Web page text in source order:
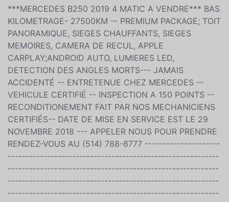
***MERCEDES B250 2019 4 MATIC A VENDRE*** BAS
KILOMETRAGE- 27500KM -- PREMIUM PACKAGE; TOIT
PANORAMIQUE, SIEGES CHAUFFANTS, SIEGES
MEMOIRES, CAMERA DE RECUL, APPLE
CARPLAY;ANDROID AUTO, LUMIERES LED,
DETECTION DES ANGLES MORTS--- JAMAIS
ACCIDENTÉ -- ENTRETENUE CHEZ MERCEDES --
VEHICULE CERTIFIÉ -- INSPECTION A 150 POINTS --
RECONDITIONEMENT FAIT PAR NOS MECHANICIENS
CERTIFIÉS-- DATE DE MISE EN SERVICE EST LE 29
NOVEMBRE 2018 --- APPELER NOUS POUR PRENDRE
RENDEZ-VOUS AU (514) 788-8777 ---------------------
-----------------------------------------------------------
-----------------------------------------------------------
-----------------------------------------------------------